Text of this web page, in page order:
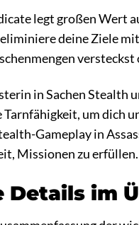
legt großen Wert
deine Ziele
in Sachen
um dich
Gameplay in
Missionen zu erfüllen.
Details im